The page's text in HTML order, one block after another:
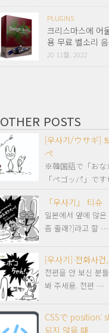
PLUGINS
크리스마스에 어
용 무료 벨소리
20 11월, 2022
OTHER POSTS
[우사기/ウサギ]
ペ
※韓国語で「おな
「ペゴッパ」で
「우사기」 티슈
일본에서 옆에 않
좀 줄래?]라고 할 …
[우사기] 전화사건
전편을 안 보신 분
봐 주세용. 전편 …
CSSで position:
되지 않을 때